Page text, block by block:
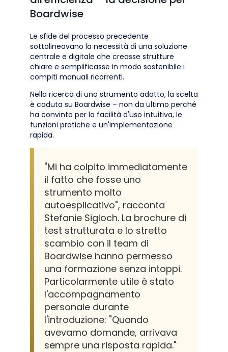
Boardwise
Le sfide del processo precedente
sottolineavano la necessità di una soluzione
centrale e digitale che creasse strutture
chiare e semplificasse in modo sostenibile i
compiti manuali ricorrenti.
Nella ricerca di uno strumento adatto, la scelta
è caduta su Boardwise – non da ultimo perché
ha convinto per la facilità d'uso intuitiva, le
funzioni pratiche e un'implementazione
rapida.
"Mi ha colpito immediatamente
il fatto che fosse uno
strumento molto
autoesplicativo", racconta
Stefanie Sigloch. La brochure di
test strutturata e lo stretto
scambio con il team di
Boardwise hanno permesso
una formazione senza intoppi.
Particolarmente utile è stato
l'accompagnamento
personale durante
l'introduzione: "Quando
avevamo domande, arrivava
sempre una risposta rapida."